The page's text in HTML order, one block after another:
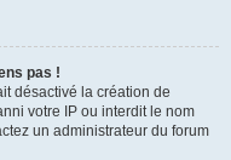
pas !
désactivé la création de
votre IP ou interdit le nom
un administrateur du forum